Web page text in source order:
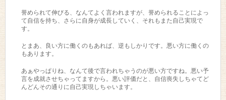
誉められて伸びる、なんてよく言われますが、誉められることによっ
て自信を持ち、さらに自身が成長していく、それもまた自己実現で
す。
とまあ、良い方に働くのもあれば、逆もしかりです。悪い方に働くの
もあります。
あぁやっぱりね、なんて後で言われちゃうのが悪い方ですね。悪い予
言を成就させちゃってますから。悪い評価だと、自信喪失しちゃてど
んどんその通りに自己実現しちゃいます。